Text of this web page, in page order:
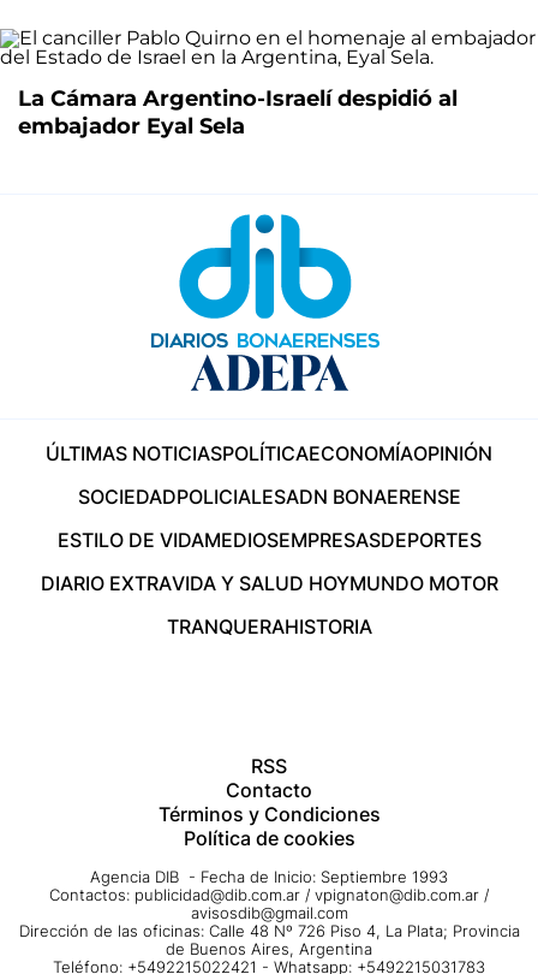
La Cámara Argentino-Israelí despidió al
embajador Eyal Sela
ÚLTIMAS NOTICIASPOLÍTICAECONOMÍAOPINIÓN
SOCIEDADPOLICIALESADN BONAERENSE
ESTILO DE VIDAMEDIOSEMPRESASDEPORTES
DIARIO EXTRAVIDA Y SALUD HOYMUNDO MOTOR
TRANQUERAHISTORIA
RSS
Contacto
Términos y Condiciones
Política de cookies
Agencia DIB - Fecha de Inicio: Septiembre 1993
Contactos: publicidad@dib.com.ar / vpignaton@dib.com.ar /
avisosdib@gmail.com
Dirección de las oficinas: Calle 48 Nº 726 Piso 4, La Plata; Provincia
de Buenos Aires, Argentina
Teléfono: +5492215022421 - Whatsapp: +5492215031783